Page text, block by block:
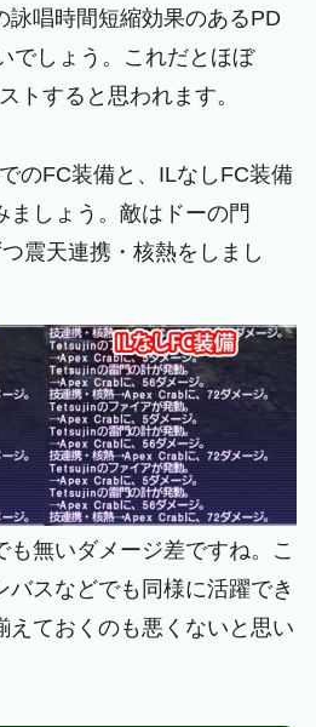
詠唱時間短縮効果のあるPD
でしょう。これだとほぼ
トすると思われます。
のFC装備と、ILなしFC装備
ましょう。敵はドーの門
震天連携・核熱をしまし
も無いダメージ差ですね。こ
スなどでも同様に活躍でき
えておくのも悪くないと思い